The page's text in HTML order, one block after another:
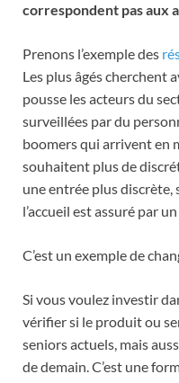
correspondent pas aux
Prenons l’exemple des
Les plus âgés cherchent
pousse les acteurs du
surveillées par du
boomers qui arrivent en
souhaitent plus de
une entrée plus discrète,
l’accueil est assuré par
C’est un exemple de
Si vous voulez investir
vérifier si le produit ou
seniors actuels, mais
de demain. C’est une